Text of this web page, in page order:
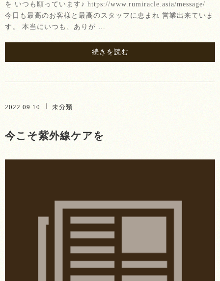
を いつも願っています♪ https://www.rumiracle.asia/message/
今日も最高のお客様と最高のスタッフに恵まれ 営業出来ていま
す。 本当にいつも、ありが …
続きを読む
2022.09.10 未分類
今こそ紫外線ケアを